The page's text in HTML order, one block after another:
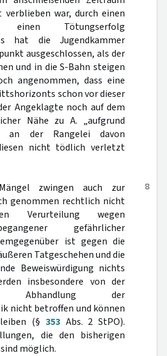
war, durch einen
Tötungserfolg
hat die Jugendkammer
ausgeschlossen, als der
und in die S-Bahn steigen
angenommen, dass eine
schon vor dieser
Angeklagte noch auf dem
Nähe zu A. „aufgrund
an der Rangelei davon
nicht tödlich verletzt
8
zwingen auch zur
genommen rechtlich nicht
Verurteilung wegen
gefährlicher
ist gegen die
Tatgeschehen und die
Beweiswürdigung nichts
insbesondere von der
Abhandlung der
nicht betroffen und können
(§ 353Abs. 2 StPO).
die den bisherigen
möglich.